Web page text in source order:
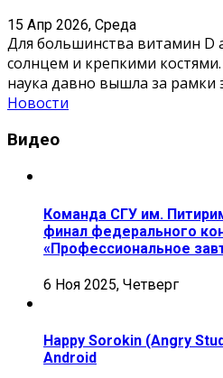
15 Апр 2026, Среда
Для большинства витамин D
солнцем и крепкими
наука давно вышла за рамки
Новости
Видео
Команда СГУ им.
финал федерального
«Профессиональное
6 Ноя 2025, Четверг
Happy Sorokin (Angry
Android